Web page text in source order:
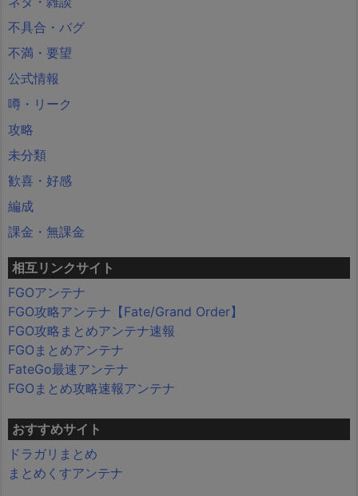
不具合・バグ
不満・要望
公式情報
噂・リーク
攻略
未分類
歓喜・好感
編成
課金・無課金
相互リンクサイト
FGOアンテナ
FGO攻略アンテナ【Fate/Grand Order】
FGO攻略まとめアンテナ速報
FGOまとめアンテナ
FateGo最速アンテナ
FGOまとめ攻略速報アンテナ
おすすめサイト
ドラガリまとめ
まとめくすアンテナ